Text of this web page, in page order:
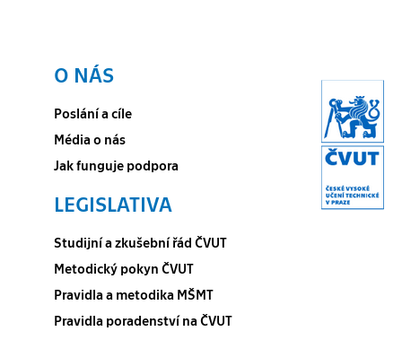
O NÁS
Poslání a cíle
Média o nás
Jak funguje podpora
LEGISLATIVA
Studijní a zkušební řád ČVUT
Metodický pokyn ČVUT
Pravidla a metodika MŠMT
Pravidla poradenství na ČVUT